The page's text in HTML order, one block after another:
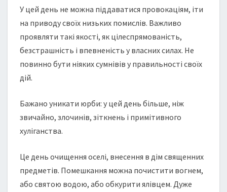
У цей день не можна піддаватися провокаціям, іти
на приводу своїх низьких помислів. Важливо
проявляти такі якості, як цілеспрямованість,
безстрашність і впевненість у власних силах. Не
повинно бути ніяких сумнівів у правильності своїх
дій.
Бажано уникати юрби: у цей день більше, ніж
звичайно, злочинів, зіткнень і примітивного
хуліганства.
Це день очищення оселі, внесення в дім священних
предметів. Помешкання можна почистити вогнем,
або святою водою, або обкурити ялівцем. Дуже